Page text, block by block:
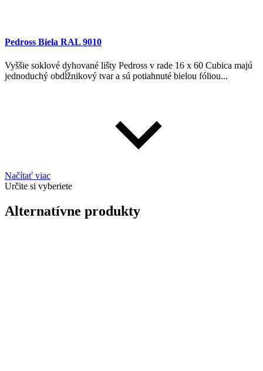
Pedross Biela RAL 9010
Vyššie soklové dyhované lišty Pedross v rade 16 x 60 Cubica majú
jednoduchý obdĺžnikový tvar a sú potiahnuté bielou fóliou...
Načítať viac
Určite si vyberiete
Alternatívne produkty